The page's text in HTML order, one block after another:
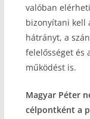
valóban
bizonyítani kell
hátrányt, a
felelősséget és
működést is.
Magyar Péter
célpontként a